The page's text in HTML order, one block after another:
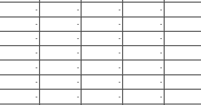
- - - -
- - - -
- - - -
- - - -
- - - -
- - - -
- - - -